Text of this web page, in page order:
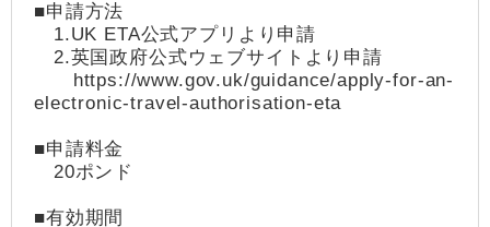
■申請方法
1.UK ETA公式アプリより申請
2.英国政府公式ウェブサイトより申請
https://www.gov.uk/guidance/apply-for-an-
electronic-travel-authorisation-eta
■申請料金
20ポンド
■有効期間